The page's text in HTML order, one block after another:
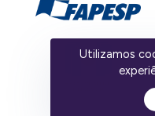
Utilizamos